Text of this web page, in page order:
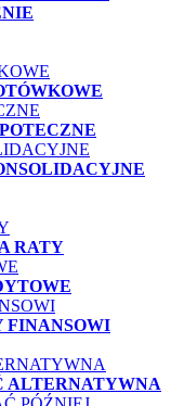
RATY
FINANSOWI
ALTERNATYWNA